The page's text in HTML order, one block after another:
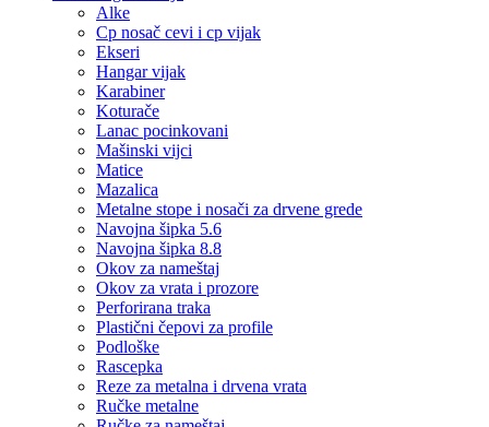
Alke
Cp nosač cevi i cp vijak
Ekseri
Hangar vijak
Karabiner
Koturače
Lanac pocinkovani
Mašinski vijci
Matice
Mazalica
Metalne stope i nosači za drvene grede
Navojna šipka 5.6
Navojna šipka 8.8
Okov za nameštaj
Okov za vrata i prozore
Perforirana traka
Plastični čepovi za profile
Podloške
Rascepka
Reze za metalna i drvena vrata
Ručke metalne